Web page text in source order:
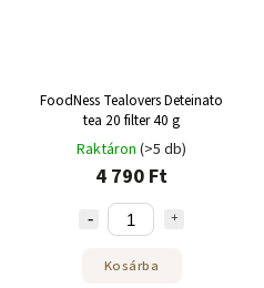
FoodNess Tealovers Deteinato
tea 20 filter 40 g
Raktáron (>5 db)
4 790 Ft
Kosárba